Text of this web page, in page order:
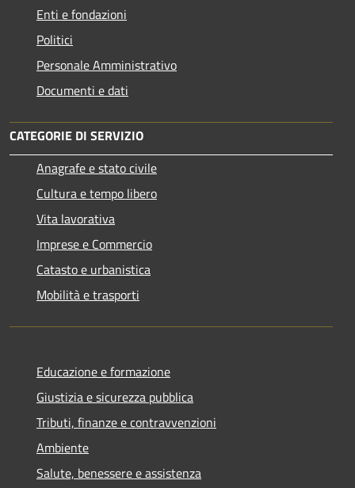
Enti e fondazioni
Politici
Personale Amministrativo
Documenti e dati
CATEGORIE DI SERVIZIO
Anagrafe e stato civile
Cultura e tempo libero
Vita lavorativa
Imprese e Commercio
Catasto e urbanistica
Mobilità e trasporti
Educazione e formazione
Giustizia e sicurezza pubblica
Tributi, finanze e contravvenzioni
Ambiente
Salute, benessere e assistenza